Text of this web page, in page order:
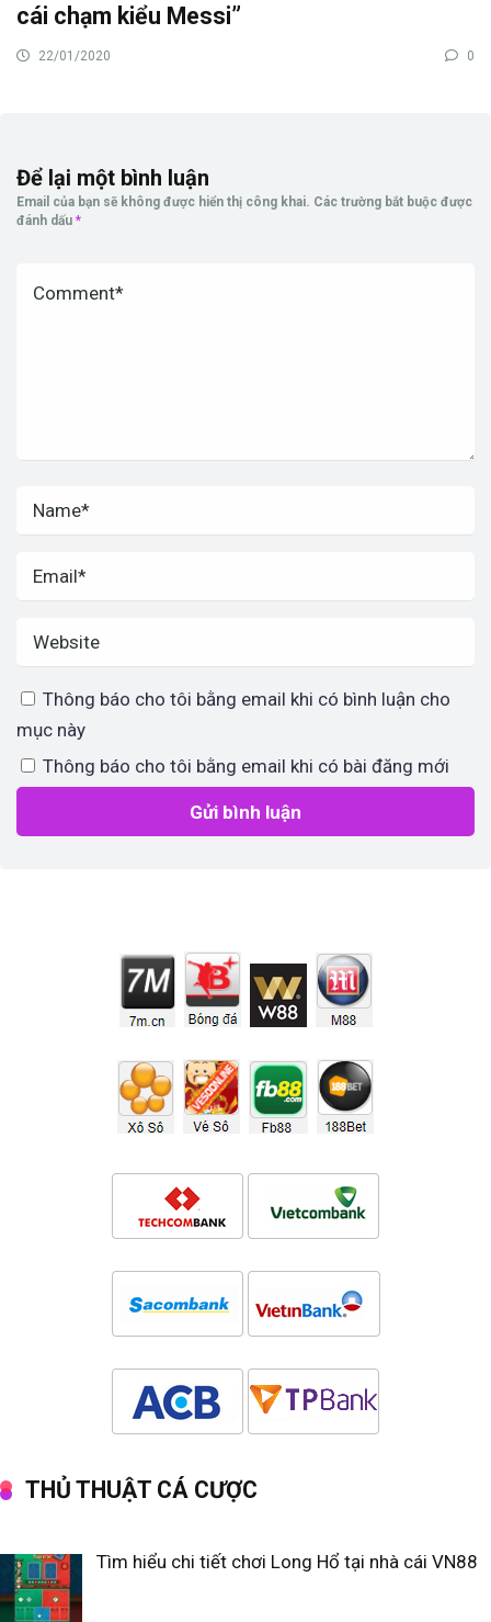
cái chạm kiểu Messi”
22/01/2020 0
Để lại một bình luận
Email của bạn sẽ không được hiển thị công khai. Các trường bắt buộc được
đánh dấu *
Thông báo cho tôi bằng email khi có bình luận cho
mục này
Thông báo cho tôi bằng email khi có bài đăng mới
THỦ THUẬT CÁ CƯỢC
Tìm hiểu chi tiết chơi Long Hổ tại nhà cái VN88